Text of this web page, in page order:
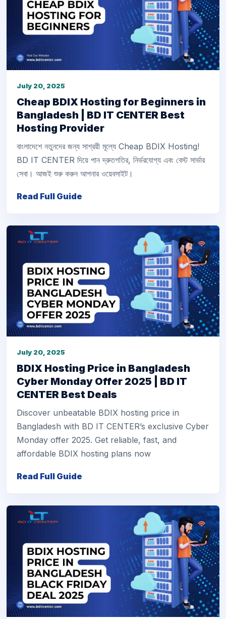
July 20, 2025
Cheap BDIX Hosting for Beginners in
Bangladesh | BD IT CENTER Best
Hosting Provider
বাংলাদেশে নতুনদের জন্য সাশ্রয়ী মূল্যে Cheap BDIX Hosting!
BD IT CENTER দিয়ে পান দ্রুতগতির, নির্ভরযোগ্য এবং বেস্ট সার্ভার
সেবা। আজই শুরু করুন আপনার ওয়েবসাইট।
Read Full Guide
July 20, 2025
BDIX Hosting Price in Bangladesh
Cyber Monday Offer 2025 | BD IT
CENTER Best Deals
Discover unbeatable BDIX hosting price in
Bangladesh with BD IT CENTER’s exclusive Cyber
Monday offer 2025. Get reliable, fast, and
affordable BDIX hosting plans now
Read Full Guide